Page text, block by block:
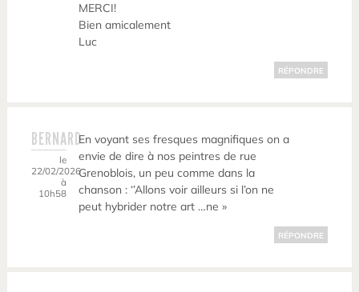
MERCI!
Bien amicalement
Luc
RÉPONDRE
BERNARD
le
22/02/2026
à
10h58
En voyant ses fresques magnifiques on a
envie de dire à nos peintres de rue
Grenoblois, un peu comme dans la
chanson : ‘’Allons voir ailleurs si l’on ne
peut hybrider notre art …ne »
RÉPONDRE